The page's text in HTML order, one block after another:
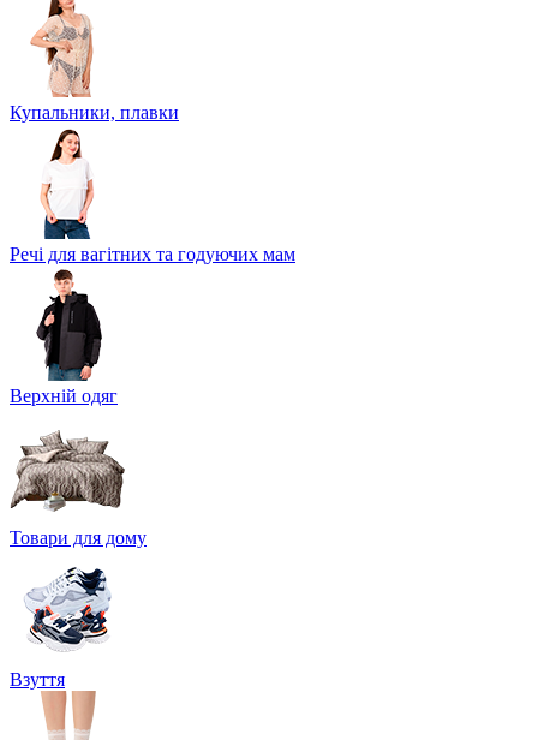
Купальники, плавки
Речі для вагітних та годуючих мам
Верхній одяг
Товари для дому
Взуття